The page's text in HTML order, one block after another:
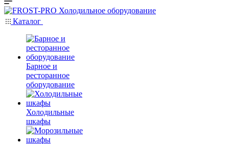
Каталог
Барное и
ресторанное
оборудование
Холодильные
шкафы